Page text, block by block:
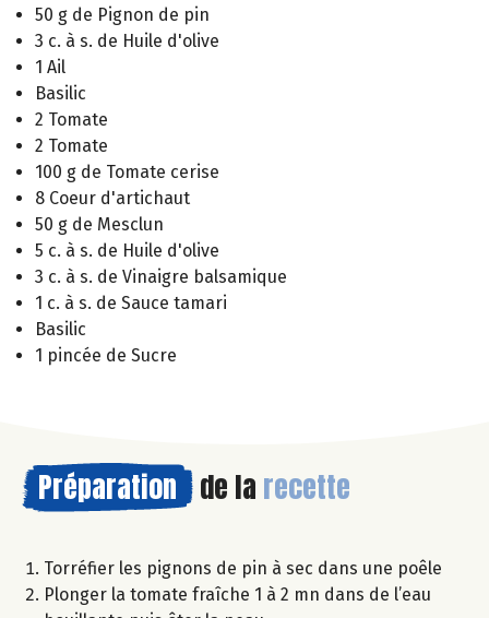
50 g de Pignon de pin
3 c. à s. de Huile d'olive
1 Ail
Basilic
2 Tomate
2 Tomate
100 g de Tomate cerise
8 Coeur d'artichaut
50 g de Mesclun
5 c. à s. de Huile d'olive
3 c. à s. de Vinaigre balsamique
1 c. à s. de Sauce tamari
Basilic
1 pincée de Sucre
Préparation de la recette
Torréfier les pignons de pin à sec dans une poêle
Plonger la tomate fraîche 1 à 2 mn dans de l’eau